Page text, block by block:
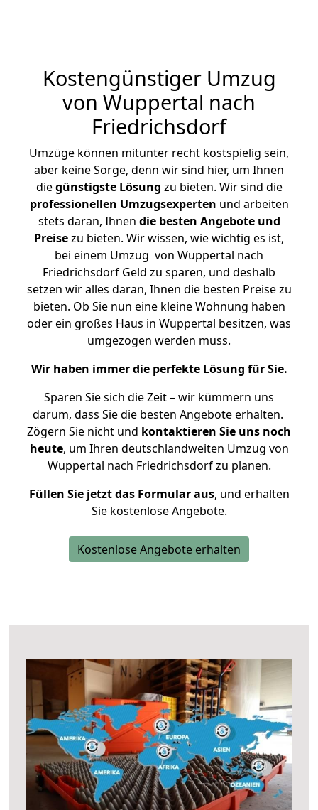
Kostengünstiger Umzug
von Wuppertal nach
Friedrichsdorf
Umzüge können mitunter recht kostspielig sein,
aber keine Sorge, denn wir sind hier, um Ihnen
diegünstigste Lösung zu bieten. Wir sind die
professionellen Umzugsexperten und arbeiten
stets daran, Ihnen die besten Angebote und
Preisezu bieten. Wir wissen, wie wichtig es ist,
bei einem Umzug von Wuppertal nach
Friedrichsdorf Geld zu sparen, und deshalb
setzen wir alles daran, Ihnen die besten Preise zu
bieten. Ob Sie nun eine kleine Wohnung haben
oder ein großes Haus in Wuppertal besitzen, was
umgezogen werden muss.
Wir haben immer die perfekte Lösung für Sie.
Sparen Sie sich die Zeit – wir kümmern uns
darum, dass Sie die besten Angebote erhalten.
Zögern Sie nicht und kontaktieren Sie uns noch
heute, um Ihren deutschlandweiten Umzug von
Wuppertal nach Friedrichsdorf zu planen.
Füllen Sie jetzt das Formular aus, und erhalten
Sie kostenlose Angebote.
Kostenlose Angebote erhalten